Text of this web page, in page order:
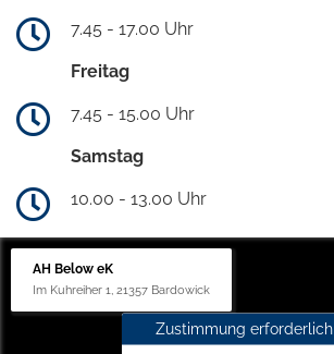
7.45 - 17.00 Uhr
Freitag
7.45 - 15.00 Uhr
Samstag
10.00 - 13.00 Uhr
AH Below eK
Im Kuhreiher 1, 21357 Bardowick
Zustimmung erforderlich